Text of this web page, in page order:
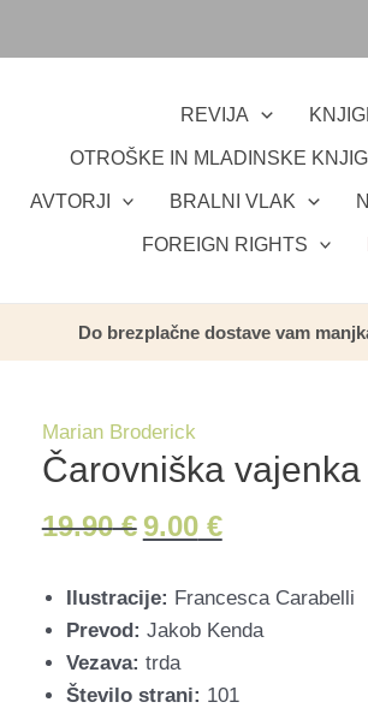
REVIJA
OTROŠKE IN MLADINSKE
AVTORJI BRALNI VLAK
FOREIGN RIGHTS
Do brezplačne dostave vam
Marian Broderick
Čarovniška vajenka
19.90€ Izvirna
je
bila:
19.90
€.
9.00€Trenutna
je:
9.00
Ilustracije: Francesca Carabelli
Prevod: Jakob Kenda
Vezava: trda
Število strani: 101